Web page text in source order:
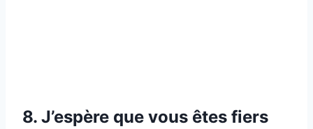
8. J’espère que vous êtes fiers